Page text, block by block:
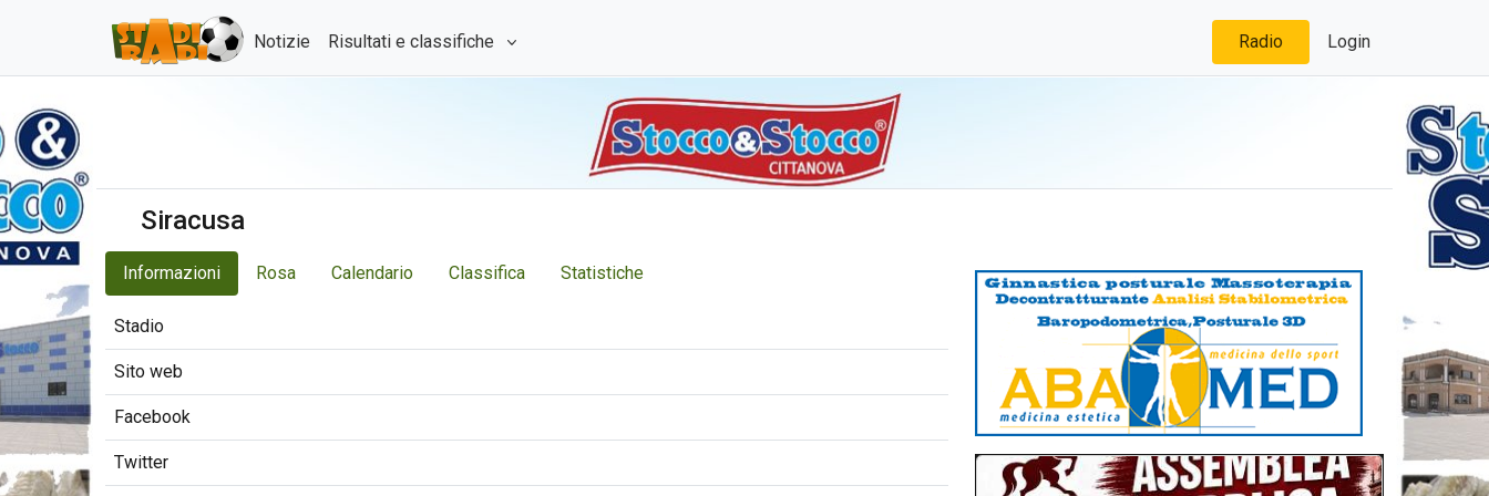
Notizie Risultati e classifiche Radio Login
Siracusa
Informazioni Rosa Calendario Classifica Statistiche
Stadio
Sito web
Facebook
Twitter